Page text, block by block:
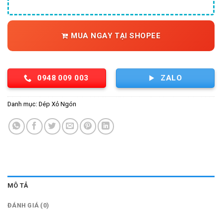
MUA NGAY TẠI SHOPEE
0948 009 003 ZALO
Danh mục: Dép Xỏ Ngón
MÔ TẢ
ĐÁNH GIÁ (0)